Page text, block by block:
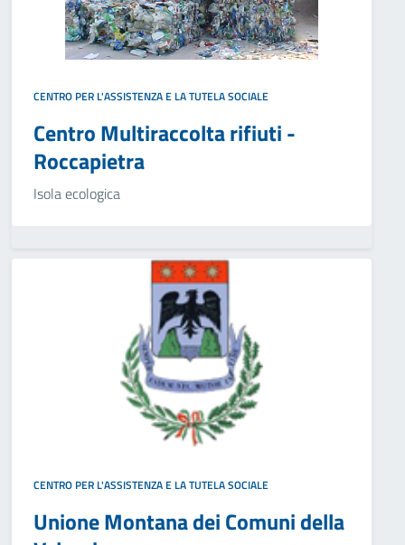
CENTRO PER L'ASSISTENZA E LA TUTELA SOCIALE
Centro Multiraccolta rifiuti -
Roccapietra
Isola ecologica
CENTRO PER L'ASSISTENZA E LA TUTELA SOCIALE
Unione Montana dei Comuni della